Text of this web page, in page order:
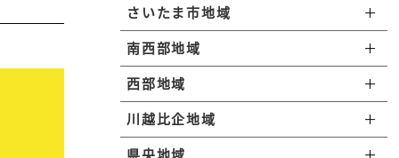
蕨市で暮らす
戸田市で暮らす
八潮市で暮らす
吉川市で暮らす
三郷市で暮らす
草加市で暮らす
さいたま市地域
さいたま市西区で暮らす
さいたま市北区で暮らす
さいたま市見沼区で暮らす
南西部地域
和光市で暮らす
新座市で暮らす
西部地域
所沢市で暮らす
川越比企地域
県央地域